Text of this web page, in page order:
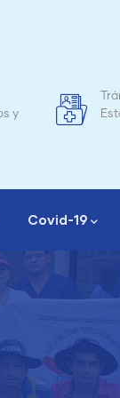
Covid-19